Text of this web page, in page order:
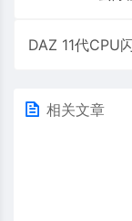
相关文章